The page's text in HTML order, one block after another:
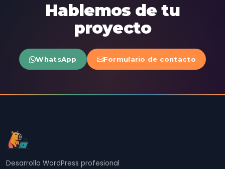
Hablemos de tu
proyecto
WhatsApp Formulario de contacto
Desarrollo WordPress profesional